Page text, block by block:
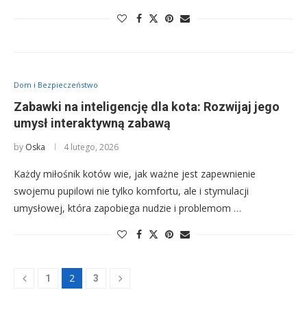
Dom i Bezpieczeństwo
Zabawki na inteligencję dla kota: Rozwijaj jego
umysł interaktywną zabawą
by Oska 4 lutego, 2026
Każdy miłośnik kotów wie, jak ważne jest zapewnienie
swojemu pupilowi nie tylko komfortu, ale i stymulacji
umysłowej, która zapobiega nudzie i problemom …
1 2 3